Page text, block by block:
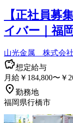
【正社員募
イバー｜福
山光金属 株式会社
想定給与
月給￥184,800〜￥
勤務地
福岡県行橋市